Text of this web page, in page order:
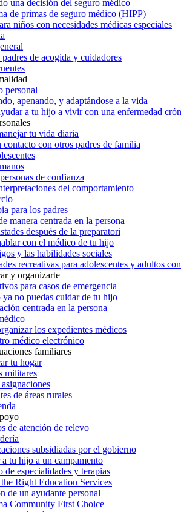
una decisión del seguro médico
de primas de seguro médico (HIPP)
niños con necesidades médicas especiales
de acogida y cuidadores
personal
apenando, y adaptándose a la vida
a tu hijo a vivir con una enfermedad
tu vida diaria
contacto con otros padres de familia
de confianza
del comportamiento
para los padres
manera centrada en la persona
después de la preparatori
con el médico de tu hijo
y las habilidades sociales
recreativas para adolescentes y adultos
y organizarte
para casos de emergencia
ya no puedas cuidar de tu hijo
centrada en la persona
los expedientes médicos
médico electrónico
familiares
tu hogar
militares
de áreas rurales
de atención de relevo
subsidiadas por el gobierno
tu hijo a un campamento
de especialidades y terapias
Right Education Services
de un ayudante personal
Community First Choice